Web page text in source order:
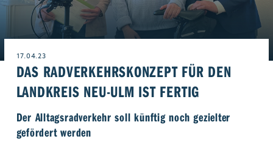
Ulm
VIDEOS
Team
WERBEN BEI TRENDYONE
Leben & Wohnen
Freizeit
Beruf & Karriere
Genuss
Start-Up
Magazin E-Paper
Frühstücks-Scout
Kontakt
17.04.23
DAS RADVERKEHRSKONZEPT FÜR DEN
LANDKREIS NEU-ULM IST FERTIG
Der Alltagsradverkehr soll künftig noch gezielter
gefördert werden